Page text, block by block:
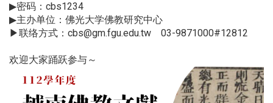
▶密码：cbs1234
▶主办单位：佛光大学佛教研究中心
▶联络方式：cbs@gm.fgu.edu.tw 03-9871000#12812
欢迎大家踊跃参与～